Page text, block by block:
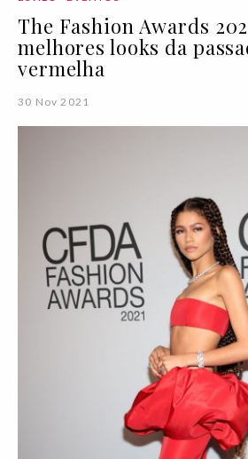
The Fashion Awards
melhores looks da
vermelha
30 Nov 2021